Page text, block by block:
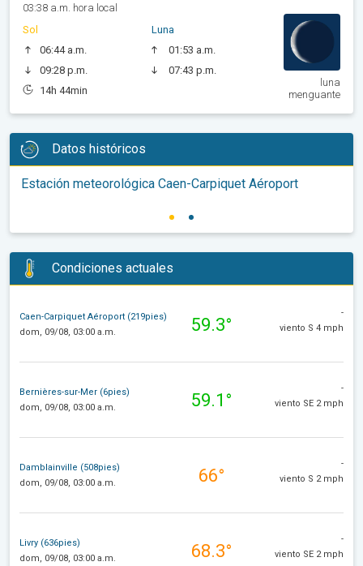
03:38 a.m. hora local
Sol
06:44 a.m.
09:28 p.m.
14h 44min
Luna
01:53 a.m.
07:43 p.m.
luna
menguante
Datos históricos
Estación meteorológica Caen-Carpiquet Aéroport
Condiciones actuales
Caen-Carpiquet Aéroport (219pies)
dom, 09/08, 03:00 a.m.
59.3°
-
viento S 4 mph
Bernières-sur-Mer (6pies)
dom, 09/08, 03:00 a.m.
59.1°
-
viento SE 2 mph
Damblainville (508pies)
dom, 09/08, 03:00 a.m.
66°
-
viento S 2 mph
Livry (636pies)
dom, 09/08, 03:00 a.m.
68.3°
-
viento SE 2 mph